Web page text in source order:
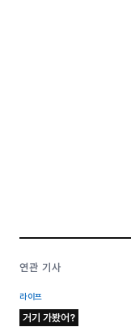
연관 기사
라이프
거기 가봤어?